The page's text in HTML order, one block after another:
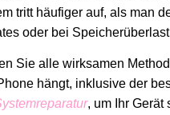
tritt häufiger auf, als man
oder bei
Sie alle wirksamen
hängt, inklusive der
, um Ihr Gerät